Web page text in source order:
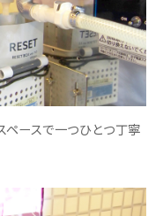
ースで一つひとつ丁寧